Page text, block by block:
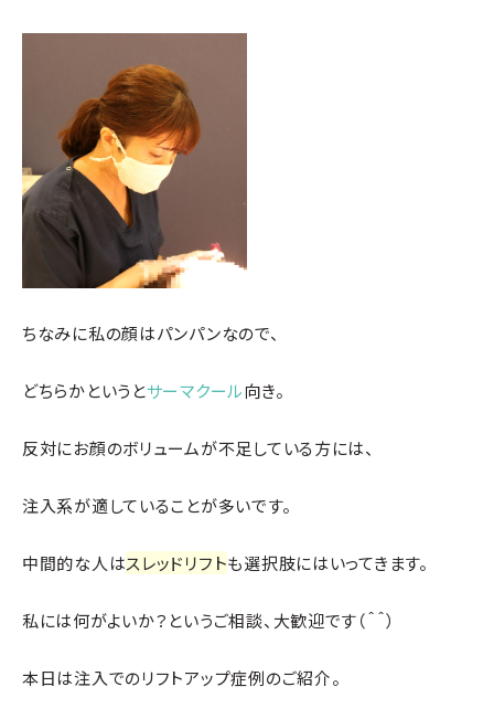
ちなみに私の顔はパンパンなので、
どちらかというとサーマクール向き。
反対にお顔のボリュームが不足している方には、
注入系が適していることが多いです。
中間的な人はスレッドリフトも選択肢にはいってきます。
私には何がよいか？というご相談、大歓迎です（＾＾）
本日は注入でのリフトアップ症例のご紹介。